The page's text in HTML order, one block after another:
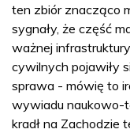
ten zbiór znacząco
sygnały, że część
ważnej
cywilnych pojawiły
sprawa - mówię to
wywiadu naukowo-
kradł na Zachodzie